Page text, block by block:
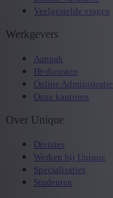
Veelgestelde vragen
Werkgevers
Aanpak
Hr-diensten
Online Administratie
Onze kantoren
Over Unique
Divisies
Werken bij Unique
Specialisaties
Studenten